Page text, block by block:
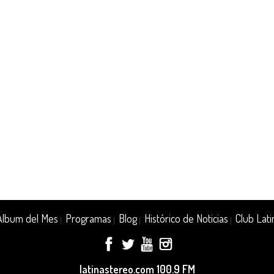
del Mes Programas Blog| Histórico de Noticias Club
latinastereo.com 100.9 FM